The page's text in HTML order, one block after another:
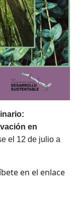
en
el 12 de julio a
en el enlace